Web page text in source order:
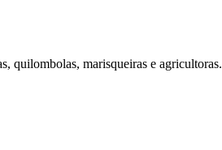
quilombolas, marisqueiras e agricultoras.